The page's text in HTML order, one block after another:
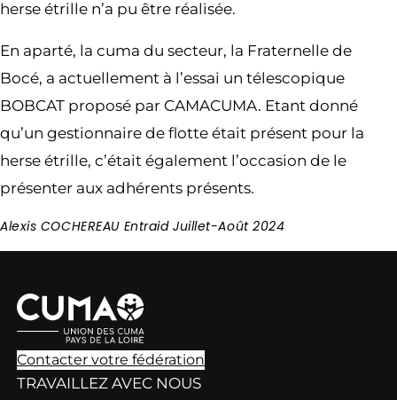
herse étrille n’a pu être réalisée.
En aparté, la cuma du secteur, la Fraternelle de
Bocé, a actuellement à l’essai un télescopique
BOBCAT proposé par CAMACUMA. Etant donné
qu’un gestionnaire de flotte était présent pour la
herse étrille, c’était également l’occasion de le
présenter aux adhérents présents.
Alexis COCHEREAU Entraid Juillet-Août 2024
Contacter votre fédération
TRAVAILLEZ AVEC NOUS